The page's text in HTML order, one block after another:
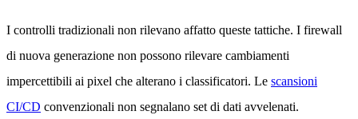
I controlli tradizionali non rilevano affatto queste tattiche. I firewall
di nuova generazione non possono rilevare cambiamenti
impercettibili ai pixel che alterano i classificatori. Le scansioni
CI/CD convenzionali non segnalano set di dati avvelenati.